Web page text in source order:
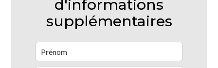
d'informations
supplémentaires